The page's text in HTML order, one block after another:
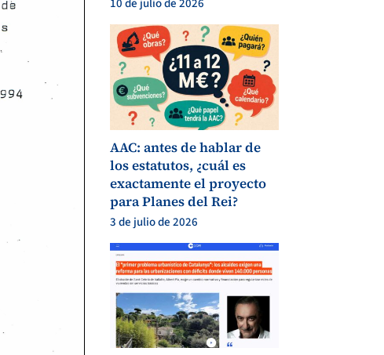
10 de julio de 2026
AAC: antes de hablar de
los estatutos, ¿cuál es
exactamente el proyecto
para Planes del Rei?
3 de julio de 2026